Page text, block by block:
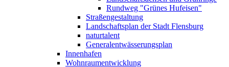
Rundweg "Grünes Hufeisen"
Straßengestaltung
Landschaftsplan der Stadt Flensburg
naturtalent
Generalentwässerungsplan
Innenhafen
Wohnraumentwicklung